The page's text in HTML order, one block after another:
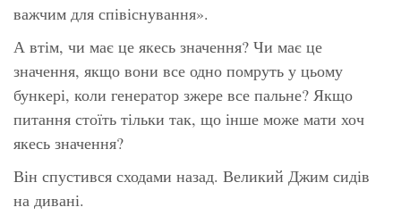
важчим для співіснування».
А втім, чи має це якесь значення? Чи має це
значення, якщо вони все одно помруть у цьому
бункері, коли генератор зжере все пальне? Якщо
питання стоїть тільки так, що інше може мати хоч
якесь значення?
Він спустився сходами назад. Великий Джим сидів
на дивані.